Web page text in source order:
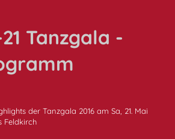
Tanzgala -
der Tanzgala 2016 am Sa, 21. Mai
Feldkirch